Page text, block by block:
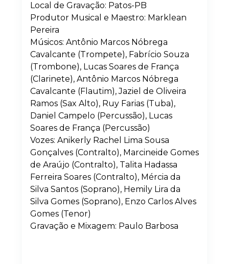
Local de Gravação: Patos-PB
Produtor Musical e Maestro: Marklean
Pereira
Músicos: Antônio Marcos Nóbrega
Cavalcante (Trompete), Fabrício Souza
(Trombone), Lucas Soares de França
(Clarinete), Antônio Marcos Nóbrega
Cavalcante (Flautim), Jaziel de Oliveira
Ramos (Sax Alto), Ruy Farias (Tuba),
Daniel Campelo (Percussão), Lucas
Soares de França (Percussão)
Vozes: Anikerly Rachel Lima Sousa
Gonçalves (Contralto), Marcineide Gomes
de Araújo (Contralto), Talita Hadassa
Ferreira Soares (Contralto), Mércia da
Silva Santos (Soprano), Hemily Lira da
Silva Gomes (Soprano), Enzo Carlos Alves
Gomes (Tenor)
Gravação e Mixagem: Paulo Barbosa